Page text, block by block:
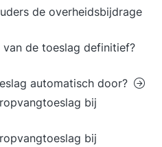
de overheidsbijdrage
van de toeslag definitief?
automatisch door?
bij
bij